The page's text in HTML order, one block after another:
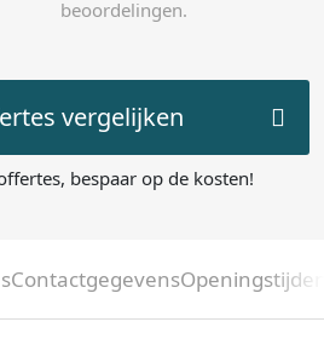
beoordelingen.
vergelijken
bespaar op de kosten!
Contactgegevens